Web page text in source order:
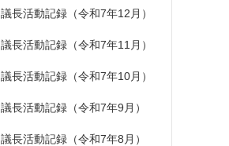
議長活動記録（令和7年12月）
議長活動記録（令和7年11月）
議長活動記録（令和7年10月）
議長活動記録（令和7年9月）
議長活動記録（令和7年8月）